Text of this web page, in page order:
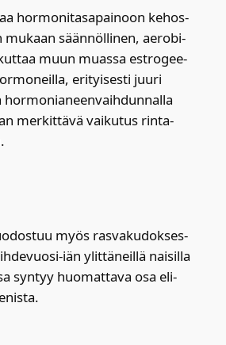
hor­mo­ni­ta­sa­pai­noon kehos­
mukaan sään­nöl­li­nen, aero­bi­
muun muas­sa estro­gee­
eri­tyi­ses­ti juu­ri
hor­mo­nia­neen­vaih­dun­nal­la
mer­kit­tä­vä vai­ku­tus rin­ta­
myös ras­va­ku­dok­ses­
iän ylit­tä­neil­lä nai­sil­la
syn­tyy huo­mat­ta­va osa eli­